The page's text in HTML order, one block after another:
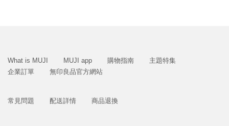
What is MUJI MUJI app 購物指南
主題特集
企業訂單
無印良品官方網站
常見問題 配送詳情 商品退換